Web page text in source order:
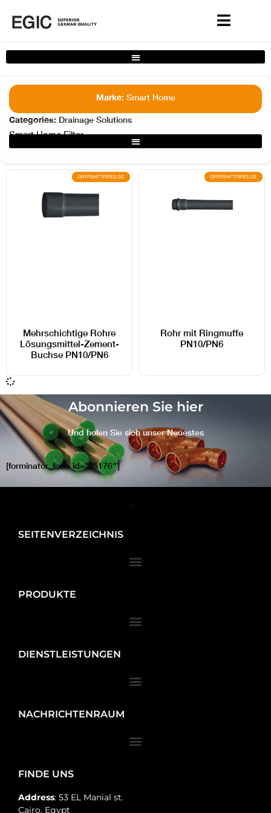
Marke: Smart Home
Categories: Drainage Solutions
Smart Home Filter
GRYPSHFTPIPES DE
Mehrschichtige Rohre
Lösungsmittel-Zement-
Buchse PN10/PN6
GRYPSHFTPIPES DE
Rohr mit Ringmuffe
PN10/PN6
Abonnieren Sie hier
Und holen Sie sich unser Neuestes
[forminator_form id=”35176″]
SEITENVERZEICHNIS
PRODUKTE
DIENSTLEISTUNGEN
NACHRICHTENRAUM
FINDE UNS
Address: 53 EL Manial st.
Cairo, Egypt